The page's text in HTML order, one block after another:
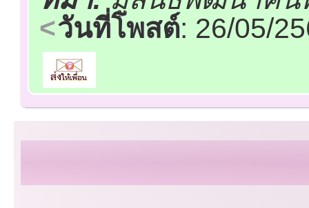
วันที่โพสต์: 26/05/